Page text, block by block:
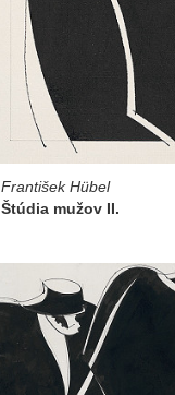
František Hübel
Štúdia mužov II.